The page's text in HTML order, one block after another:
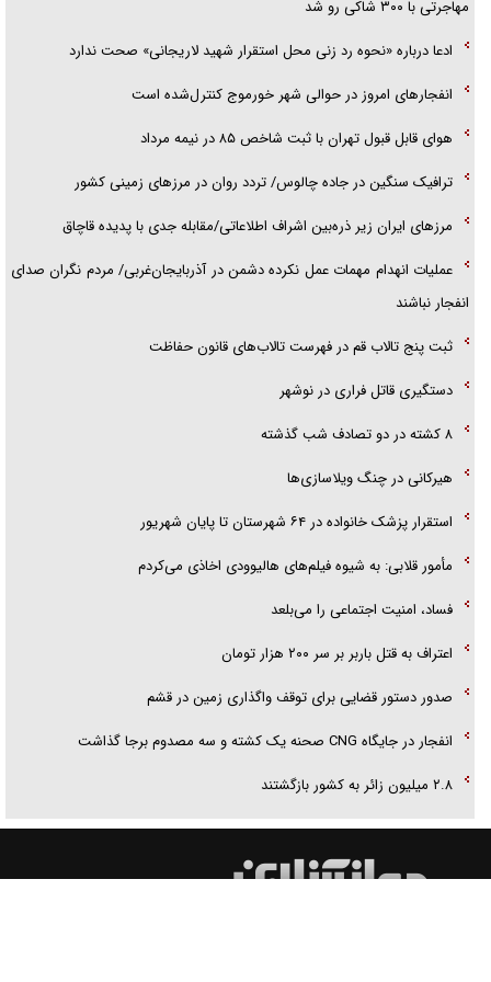
مهاجرتی با ۳۰۰ شاکی رو شد
ادعا درباره «نحوه رد زنی محل استقرار شهید لاریجانی» صحت ندارد
انفجار‌های امروز در حوالی شهر خورموج کنترل‌شده است
هوای قابل قبول تهران با ثبت شاخص ۸۵ در نیمه مرداد
ترافیک سنگین در جاده چالوس/ تردد روان در مرز‌های زمینی کشور
مرز‌های ایران زیر ذره‌بین اشراف اطلاعاتی/مقابله جدی با پدیده قاچاق
عملیات انهدام مهمات عمل نکرده دشمن در آذربایجان‌غربی/ مردم نگران صدای
انفجار نباشند
ثبت پنج تالاب قم در فهرست تالاب‌های قانون حفاظت
دستگیری قاتل فراری در نوشهر
۸ کشته در دو تصادف شب گذشته
هیرکانی در چنگ ویلاسازی‌ها
‌استقرار پزشک خانواده در ۶۴ شهرستان تا پایان شهریور
مأمور قلابی: به شیوه فیلم‌های هالیوودی اخاذی می‌کردم
فساد، امنیت اجتماعی را می‌بلعد
‌‌اعتراف به قتل باربر بر سر ۲۰۰ هزار تومان
صدور دستور قضایی برای توقف واگذاری زمین در قشم
انفجار در جایگاه CNG صحنه یک کشته و سه مصدوم برجا گذاشت
۲.۸ میلیون زائر به کشور بازگشتند